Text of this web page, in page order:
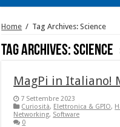
Home / Tag Archives: Science
Tag Archives:Science
MagPi in Italiano!
7 Settembre 2023
Curiosità, Elettronica & GPIO,
Networking, Software
0